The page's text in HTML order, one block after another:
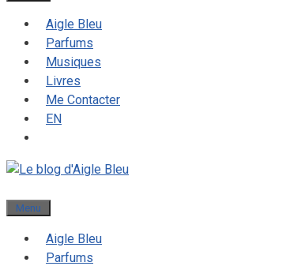
Aigle Bleu
Parfums
Musiques
Livres
Me Contacter
EN
Menu
Aigle Bleu
Parfums